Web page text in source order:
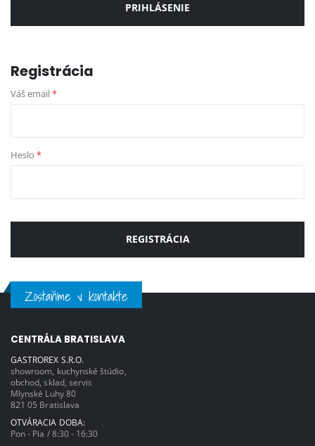
PRIHLÁSENIE
Registrácia
Váš email*
Heslo *
REGISTRÁCIA
Zostaňme v kontakte
CENTRÁLA BRATISLAVA
GASTROREX S.R.O.
showroom, kuchynské štúdio,
obchod, sklad, servis
Mlynské Luhy 80
821 05 Bratislava
OTVÁRACIA DOBA:
Pon - Pia / 8:30 - 16:30